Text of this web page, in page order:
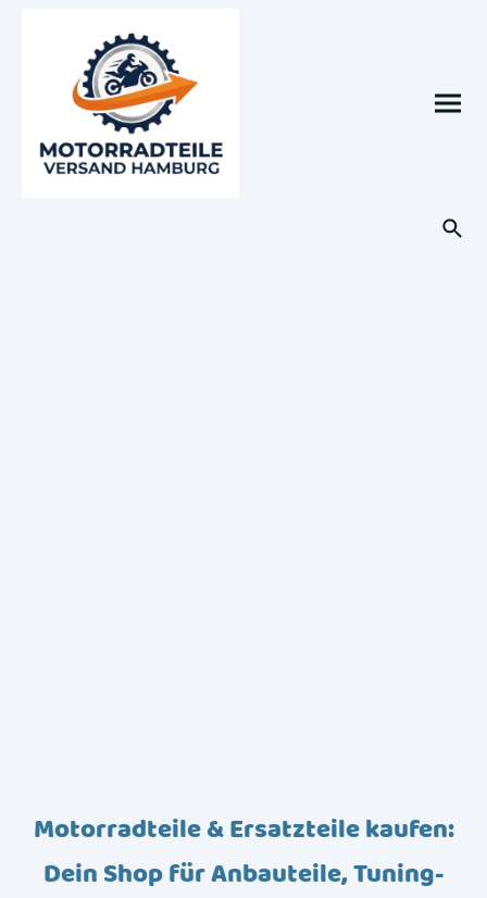
Motorradteile & Ersatzteile kaufen:
Dein Shop für Anbauteile, Tuning-